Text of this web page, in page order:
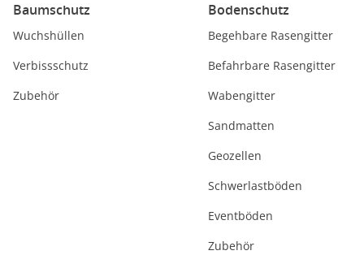
Baumschutz
Wuchshüllen
Verbissschutz
Zubehör
Bodenschutz
Begehbare Rasengitter
Befahrbare Rasengitter
Wabengitter
Sandmatten
Geozellen
Schwerlastböden
Eventböden
Zubehör